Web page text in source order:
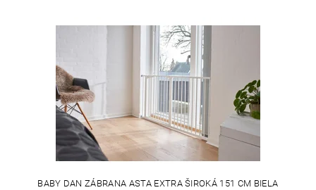
BABY DAN ZÁBRANA ASTA EXTRA ŠIROKÁ 151 CM BIELA